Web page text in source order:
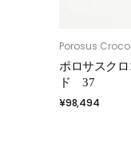
お買い物
Porosus
ポロサスク
ド 37
¥98,494